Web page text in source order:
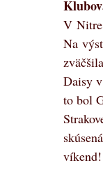
V Nitre
Na
Daisy
to bol
víkend!